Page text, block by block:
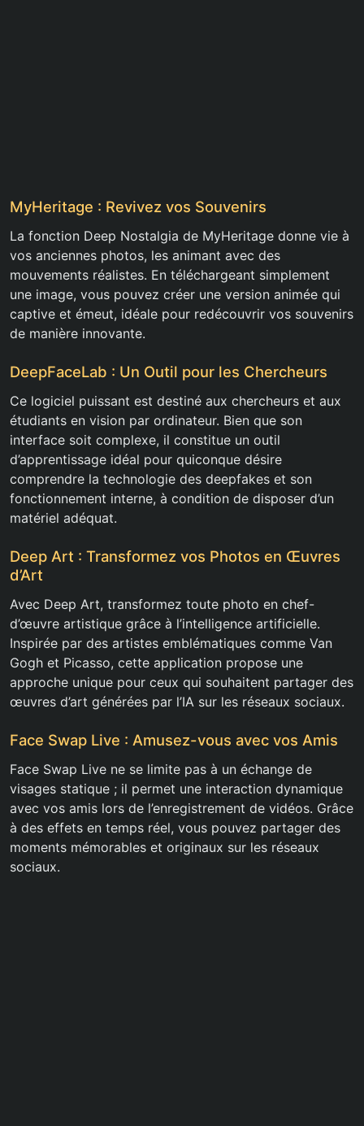
MyHeritage : Revivez vos Souvenirs
La fonction Deep Nostalgia de MyHeritage donne vie à
vos anciennes photos, les animant avec des
mouvements réalistes. En téléchargeant simplement
une image, vous pouvez créer une version animée qui
captive et émeut, idéale pour redécouvrir vos souvenirs
de manière innovante.
DeepFaceLab : Un Outil pour les Chercheurs
Ce logiciel puissant est destiné aux chercheurs et aux
étudiants en vision par ordinateur. Bien que son
interface soit complexe, il constitue un outil
d’apprentissage idéal pour quiconque désire
comprendre la technologie des deepfakes et son
fonctionnement interne, à condition de disposer d’un
matériel adéquat.
Deep Art : Transformez vos Photos en Œuvres
d’Art
Avec Deep Art, transformez toute photo en chef-
d’œuvre artistique grâce à l’intelligence artificielle.
Inspirée par des artistes emblématiques comme Van
Gogh et Picasso, cette application propose une
approche unique pour ceux qui souhaitent partager des
œuvres d’art générées par l’IA sur les réseaux sociaux.
Face Swap Live : Amusez-vous avec vos Amis
Face Swap Live ne se limite pas à un échange de
visages statique ; il permet une interaction dynamique
avec vos amis lors de l’enregistrement de vidéos. Grâce
à des effets en temps réel, vous pouvez partager des
moments mémorables et originaux sur les réseaux
sociaux.